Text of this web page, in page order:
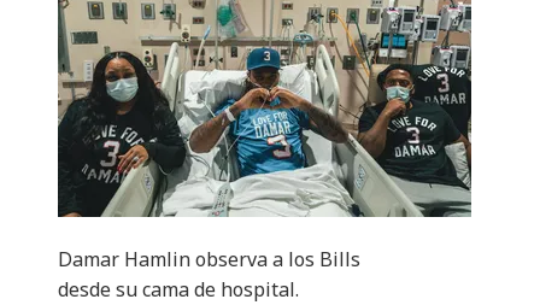
Damar Hamlin observa a los Bills
desde su cama de hospital.